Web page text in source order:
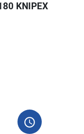
KNIPEX
query_builder